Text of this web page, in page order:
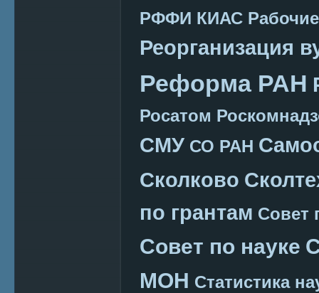
РФФИ КИАС
Реорганизация
Реформа РАН
Росатом
СМУ СО РАН
Сколково
по грантам Совет
Совет по науке
МОН Статистика